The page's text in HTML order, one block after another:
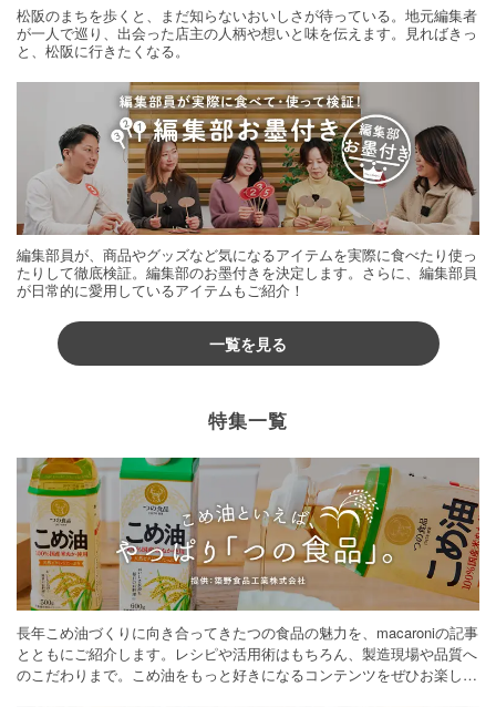
松阪のまちを歩くと、まだ知らないおいしさが待っている。地元編集者
が一人で巡り、出会った店主の人柄や想いと味を伝えます。見ればきっ
と、松阪に行きたくなる。
編集部員が、商品やグッズなど気になるアイテムを実際に食べたり使っ
たりして徹底検証。編集部のお墨付きを決定します。さらに、編集部員
が日常的に愛用しているアイテムもご紹介！
一覧を見る
特集一覧
長年こめ油づくりに向き合ってきたつの食品の魅力を、macaroniの記事
とともにご紹介します。レシピや活用術はもちろん、製造現場や品質へ
のこだわりまで。こめ油をもっと好きになるコンテンツをぜひお楽しみ